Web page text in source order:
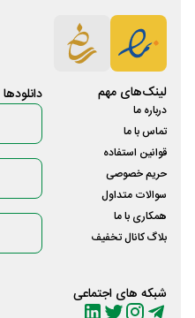
لینک‌های مهم
درباره ما
تماس با ما
قوانین استفاده
حریم خصوصی
سوالات متداول
همکاری با ما
بلاگ کانال تخفیف
شبکه های اجتماعی
دانلود‌ها